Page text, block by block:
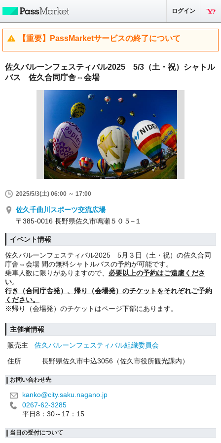
ログイン
【重要】PassMarketサービスの終了について
佐久バルーンフェスティバル2025 5/3（土・祝）シャトル
バス 佐久合同庁舎⇔会場
2025/5/3(土) 06:00 ～ 17:00
佐久千曲川スポーツ交流広場
〒385-0016 長野県佐久市鳴瀬５０５−１
イベント情報
佐久バルーンフェスティバル2025 5月３日（土・祝）の佐久合同
庁舎⇔会場 間の無料シャトルバスの予約が可能です。
乗車人数に限りがありますので、 必要以上の予約はご遠慮くださ
い。
行き（合同庁舎発）、帰り（会場発）のチケットをそれぞれご予約
ください。
※帰り（会場発）のチケットはページ下部にあります。
主催者情報
販売主
佐久バルーンフェスティバル組織委員会
住所
長野県佐久市中込3056（佐久市役所観光課内）
お問い合わせ先
kanko@city.saku.nagano.jp
0267-62-3285
平日8：30～17：15
当日の受付について